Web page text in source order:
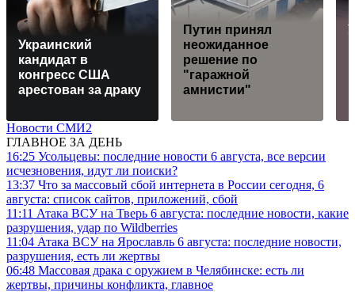
Украинский
кандидат в
конгресс США
арестован за драку
Путин принял
неожиданное
решение по
"гаражной
амнистии"
Новости СМИ2
ГЛАВНОЕ ЗА ДЕНЬ
16:25 Усольцевы: последние новости 6 августа, все версии
исчезновения, идут ли поиски?
13:37 Что за массовый сбой интернета в России сегодня, 6
августа: список сайтов, приложений, сбой
11:11 Атака ВСУ на Тверь 6 августа: последние новости, какие
разрушения, удар по Wildberries
11:04 Атака ВСУ на Ярославль 6 августа: последние новости,
разрушения, есть ли жертвы
06:48 Массовая драка с оружием в Челябинске: есть ли
жертвы, причины конфликта, главное